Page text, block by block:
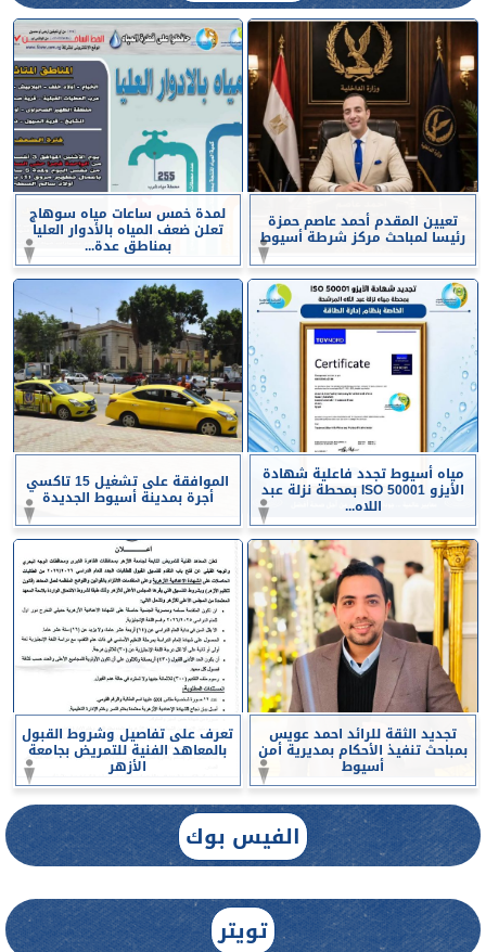
تعيين المقدم أحمد عاصم حمزة
رئيسا لمباحث مركز شرطة أسيوط
لمدة خمس ساعات مياه سوهاج
تعلن ضعف المياه بالأدوار العليا
بمناطق عدة...
مياه أسيوط تجدد فاعلية شهادة
الأيزو ISO 50001 بمحطة نزلة عبد
اللاه...
الموافقة على تشغيل 15 تاكسي
أجرة بمدينة أسيوط الجديدة
تجديد الثقة للرائد احمد عويس
بمباحث تنفيذ الأحكام بمديرية أمن
أسيوط
تعرف على تفاصيل وشروط القبول
بالمعاهد الفنية للتمريض بجامعة
الأزهر
الفيس بوك
تويتر